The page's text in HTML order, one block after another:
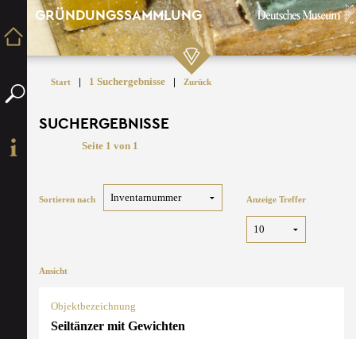
GRÜNDUNGSSAMMLUNG
Start | 1 Suchergebnisse | Zurück
SUCHERGEBNISSE
Seite 1 von 1
Sortieren nach Anzeige Treffer
Ansicht
Objektbezeichnung
Seiltänzer mit Gewichten